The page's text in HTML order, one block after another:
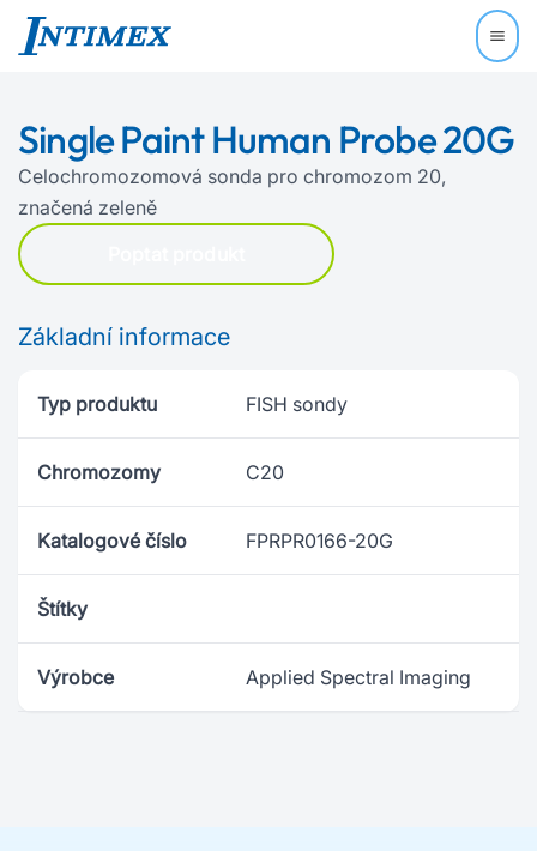
Single Paint Human Probe 20G
Celochromozomová sonda pro chromozom 20,
značená zeleně
Základní informace
Typ produktu FISH sondy
Chromozomy C20
Katalogové číslo FPRPR0166-20G
Štítky
Výrobce Applied Spectral Imaging